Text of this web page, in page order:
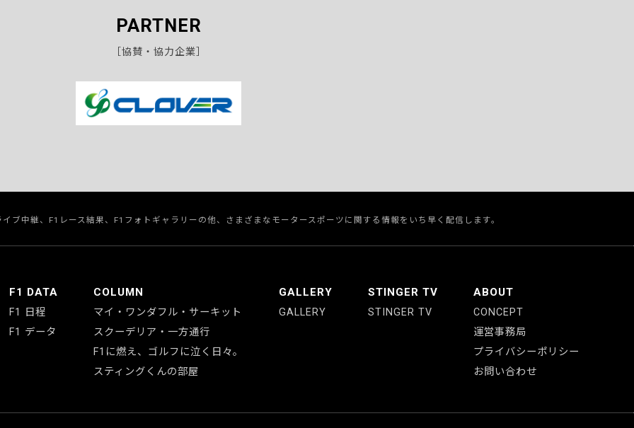
PARTNER
［協賛・協力企業］
ブ中継、F1レース結果、F1フォトギャラリーの他、さまざまなモータースポーツに関する情報をいち早く配信します。
F1 DATA
F1 日程
F1 データ
COLUMN
マイ・ワンダフル・サーキット
スクーデリア・一方通行
F1に燃え、ゴルフに泣く日々。
スティングくんの部屋
GALLERY
GALLERY
STINGER TV
STINGER TV
ABOUT
CONCEPT
運営事務局
プライバシーポリシー
お問い合わせ